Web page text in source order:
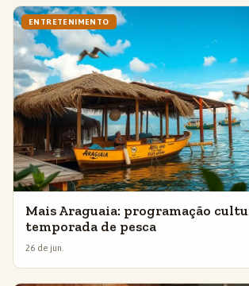
ENTRETENIMENTO
Mais Araguaia: programação
temporada de pesca
26 de jun.